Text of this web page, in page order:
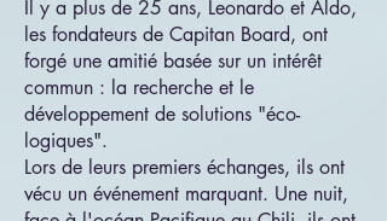
Il y a plus de 25 ans, Leonardo et Aldo,
les fondateurs de Capitan Board, ont
forgé une amitié basée sur un intérêt
commun : la recherche et le
développement de solutions "éco-
logiques".
Lors de leurs premiers échanges, ils ont
vécu un événement marquant. Une nuit,